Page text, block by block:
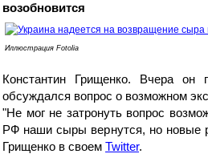
возобновится
Иллюстрация Fotolia
Константин Грищенко. Вчера он
обсуждался вопрос о возможном
"Не мог не затронуть вопрос
РФ наши сыры вернутся, но новые
Грищенко в своем Twitter.